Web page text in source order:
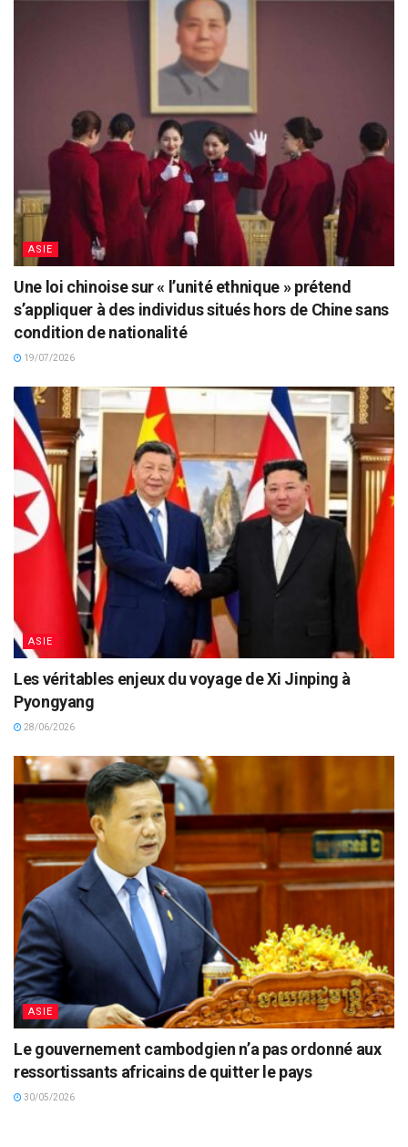
ASIE
Une loi chinoise sur « l’unité ethnique » prétend
s’appliquer à des individus situés hors de Chine sans
condition de nationalité
19/07/2026
ASIE
Les véritables enjeux du voyage de Xi Jinping à
Pyongyang
28/06/2026
ASIE
Le gouvernement cambodgien n’a pas ordonné aux
ressortissants africains de quitter le pays
30/05/2026